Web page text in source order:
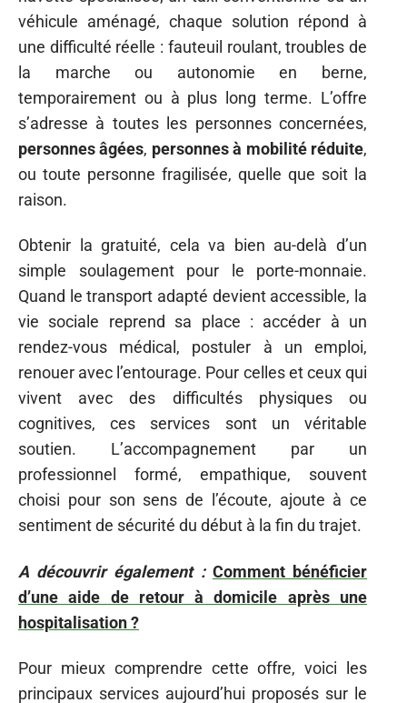
véhicule aménagé, chaque solution répond à
une difficulté réelle : fauteuil roulant, troubles de
la marche ou autonomie en berne,
temporairement ou à plus long terme. L’offre
s’adresse à toutes les personnes concernées,
personnes âgées, personnes à mobilité réduite,
ou toute personne fragilisée, quelle que soit la
raison.
Obtenir la gratuité, cela va bien au-delà d’un
simple soulagement pour le porte-monnaie.
Quand le transport adapté devient accessible, la
vie sociale reprend sa place : accéder à un
rendez-vous médical, postuler à un emploi,
renouer avec l’entourage. Pour celles et ceux qui
vivent avec des difficultés physiques ou
cognitives, ces services sont un véritable
soutien. L’accompagnement par un
professionnel formé, empathique, souvent
choisi pour son sens de l’écoute, ajoute à ce
sentiment de sécurité du début à la fin du trajet.
A découvrir également : Comment bénéficier
d’une aide de retour à domicile après une
hospitalisation ?
Pour mieux comprendre cette offre, voici les
principaux services aujourd’hui proposés sur le